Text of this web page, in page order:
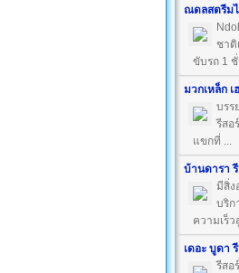
ณดลสตรีม
ชาติ
ขับรถ 1
มวกเหล็ก เ
บรร
รีสอ
แขกที่ ...
บ้านดารา
มีสิ่ง
บริก
ความเร็ว
เดอะ บูดา
รีสอ